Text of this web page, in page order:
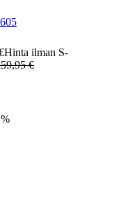
Hinta ilman S-
59,95 €